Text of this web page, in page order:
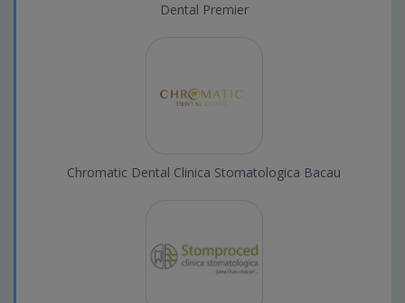
Dental Premier
Chromatic Dental Clinica Stomatologica Bacau